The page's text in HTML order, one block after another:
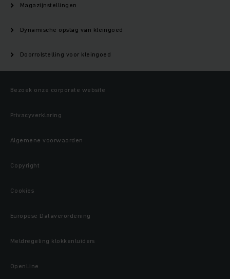
Magazijnstellingen
Dynamische opslag van kleingoed
Doorrolstelling voor kleingoed
Bezoek onze corporate website
Privacyverklaring
Algemene voorwaarden
Copyright
Cookies
Europese Dataverordening
Meldregeling klokkenluiders
OpenLine